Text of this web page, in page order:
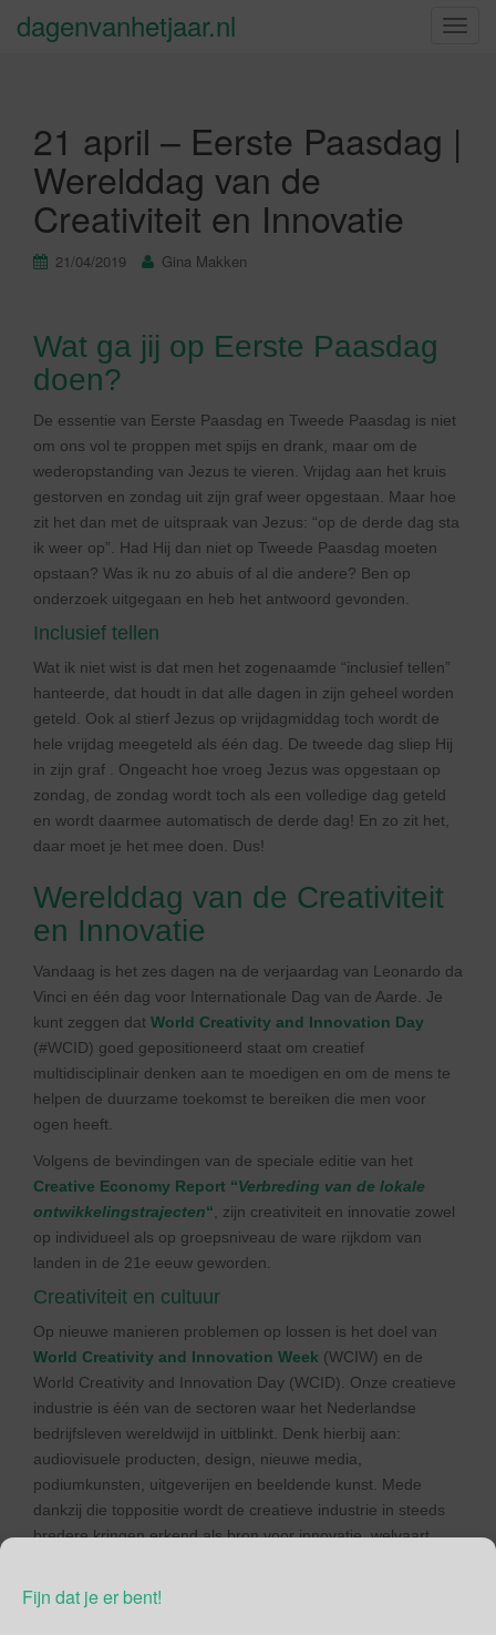
Fijn dat je er bent!
S
k
dagenvanhetjaar.nl
21 april – Eerste Paasdag |
Werelddag van de
Creativiteit en Innovatie
21/04/2019 Gina Makken
Wat ga jij op Eerste Paasdag
doen?
De essentie van Eerste Paasdag en Tweede Paasdag is niet
om ons vol te proppen met spijs en drank, maar om de
wederopstanding van Jezus te vieren. Vrijdag aan het kruis
gestorven en zondag uit zijn graf weer opgestaan. Maar hoe
zit het dan met de uitspraak van Jezus: “op de derde dag sta
ik weer op”. Had Hij dan niet op Tweede Paasdag moeten
opstaan? Was ik nu zo abuis of al die andere? Ben op
onderzoek uitgegaan en heb het antwoord gevonden.
Inclusief tellen
Wat ik niet wist is dat men het zogenaamde “inclusief tellen”
hanteerde, dat houdt in dat alle dagen in zijn geheel worden
geteld. Ook al stierf Jezus op vrijdagmiddag toch wordt de
hele vrijdag meegeteld als één dag. De tweede dag sliep Hij
in zijn graf . Ongeacht hoe vroeg Jezus was opgestaan op
zondag, de zondag wordt toch als een volledige dag geteld
en wordt daarmee automatisch de derde dag! En zo zit het,
daar moet je het mee doen. Dus!
Werelddag van de Creativiteit
en Innovatie
Vandaag is het zes dagen na de verjaardag van Leonardo da
Vinci en één dag voor Internationale Dag van de Aarde. Je
kunt zeggen dat World Creativity and Innovation Day
(#WCID) goed gepositioneerd staat om creatief
multidisciplinair denken aan te moedigen en om de mens te
helpen de duurzame toekomst te bereiken die men voor
ogen heeft.
Volgens de bevindingen van de speciale editie van het
Creative Economy Report “Verbreding van de lokale
ontwikkelingstrajecten“ , zijn creativiteit en innovatie zowel
op individueel als op groepsniveau de ware rijkdom van
landen in de 21e eeuw geworden.
Creativiteit en cultuur
Op nieuwe manieren problemen op lossen is het doel van
World Creativity and Innovation Week (WCIW) en de
World Creativity and Innovation Day (WCID). Onze creatieve
industrie is één van de sectoren waar het Nederlandse
bedrijfsleven wereldwijd in uitblinkt. Denk hierbij aan:
audiovisuele producten, design, nieuwe media,
podiumkunsten, uitgeverijen en beeldende kunst. Mede
dankzij die toppositie wordt de creatieve industrie in steeds
bredere kringen erkend als bron voor innovatie, welvaart,
Cultuur is een essentieel onderdeel van duurzame